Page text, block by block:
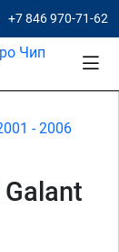
+7 846 970-71-62
- 2006